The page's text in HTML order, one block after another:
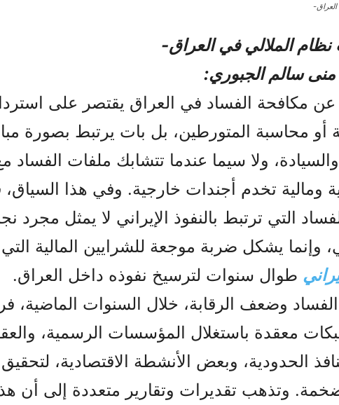
الملالي في العراق-
سالم الجبوري:
مكافحة الفساد في العراق يقتصر على
أو محاسبة المتورطين، بل بات يرتبط بصورة
ولا سيما عندما تتشابك ملفات الفساد
ومالية تخدم أجندات خارجية. وفي هذا السياق،
التي ترتبط بالنفوذ الإيراني لا يمثل مجرد
وإنما يشكل ضربة موجعة للشرايين المالية
طوال سنوات لترسيخ نفوذه داخل العراق.
وضعف الرقابة، خلال السنوات الماضية،
معقدة باستغلال المؤسسات الرسمية،
الحدودية، وبعض الأنشطة الاقتصادية، لتحقيق
وتذهب تقديرات وتقارير متعددة إلى أن